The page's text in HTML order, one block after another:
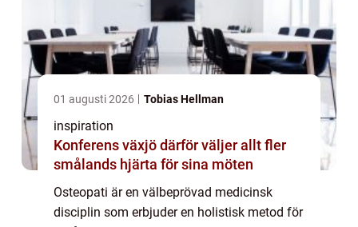
01 augusti 2026 Tobias Hellman
inspiration
Konferens växjö därför väljer allt fler
smålands hjärta för sina möten
Osteopati är en välbeprövad medicinsk
disciplin som erbjuder en holistisk metod för